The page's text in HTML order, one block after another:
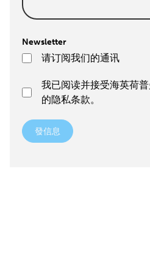
Newsletter
请订阅我们的通讯
我已阅读并接受海英荷
的隐私条款。
發信息